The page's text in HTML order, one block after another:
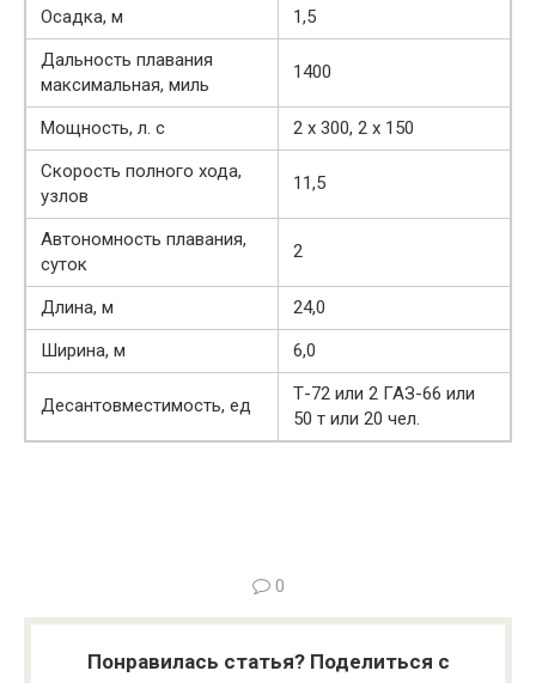
Осадка, м
1,5
Дальность плавания
максимальная, миль
1400
Мощность, л. с
2 x 300, 2 x 150
Скорость полного хода,
узлов
11,5
Автономность плавания,
суток
2
Длина, м
24,0
Ширина, м
6,0
Десантовместимость, ед
Т-72 или 2 ГАЗ-66 или
50 т или 20 чел.
0
Понравилась статья? Поделиться с